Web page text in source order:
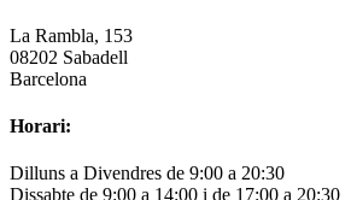
La Rambla, 153
08202 Sabadell
Barcelona
Horari:
Dilluns a Divendres de 9:00 a 20:30
Dissabte de 9:00 a 14:00 i de 17:00 a 20:30